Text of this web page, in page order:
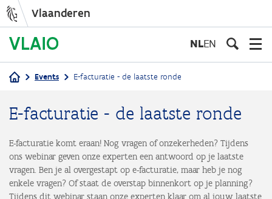
Vlaanderen
NLEN
Events E-facturatie - de laatste ronde
E-facturatie - de laatste ronde
E-facturatie komt eraan! Nog vragen of onzekerheden? Tijdens
ons webinar geven onze experten een antwoord op je laatste
vragen. Ben je al overgestapt op e-facturatie, maar heb je nog
enkele vragen? Of staat de overstap binnenkort op je planning?
Tijdens dit webinar staan onze experten klaar om al jouw laatste